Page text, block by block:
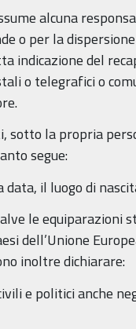
alcuna
o per la
indicazione del
o telegrafici o
sotto la propria
segue:
data, il luogo di
le equiparazioni
dell’Unione
inoltre dichiarare:
e politici anche